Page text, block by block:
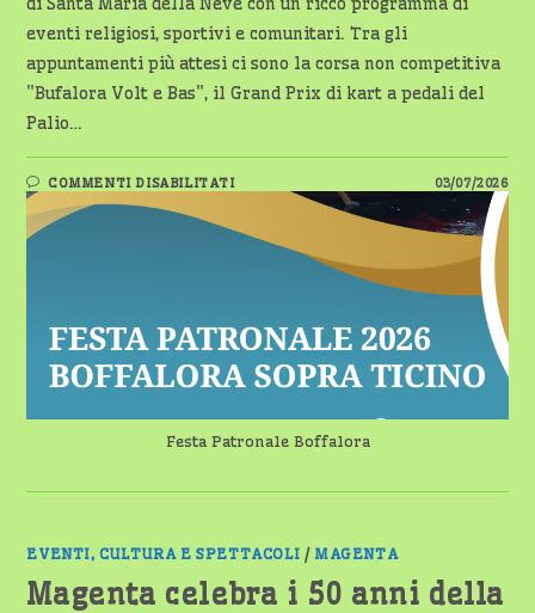
eventi religiosi, sportivi e comunitari. Tra gli
appuntamenti più attesi ci sono la corsa non competitiva
"Bufalora Volt e Bas", il Grand Prix di kart a pedali del
Palio…
COMMENTI DISABILITATISU
FESTA
PATRONALE
2026
SOPRA
TICINO
SI
PREPARA
ALLA
03/07/2026
Festa Patronale Boffalora
EVENTI, CULTURA E SPETTACOLI / MAGENTA
Magenta celebra i 50 anni della